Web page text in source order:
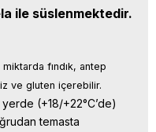
ile süslenmektedir.
fındık, antep
ve gluten içerebilir.
(+18/+22°C’de)
temasta